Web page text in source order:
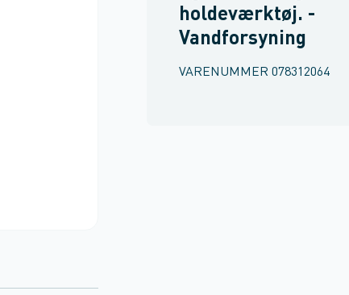
holdeværktøj. -
Vandforsyning
VARENUMMER 078312064